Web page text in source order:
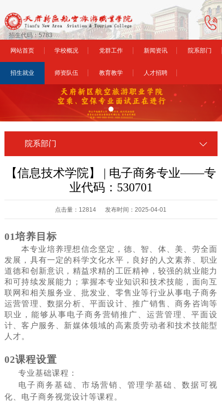
招生代码：5783
网站首页 学校概况 党群工作 新闻资讯 院系部门
招生就业 师资队伍 教育教学 人才招聘
院系部门
【信息技术学院】 | 电子商务专业——专
业代码：530701
点击量：12814 发布时间：2025-04-01
01培养目标
本专业培养理想信念坚定，德、智、体、美、劳全面
发展，具有一定的科学文化水平，良好的人文素养、职业
道德和创新意识，精益求精的工匠精神，较强的就业能力
和可持续发展能力；掌握本专业知识和技术技能，面向互
联网和相关服务业、批发业、零售业等行业从事电子商务
运营管理、数据分析、平面设计、推广销售、商务咨询等
职业，能够从事电子商务营销推广、运营管理、平面设
计、客户服务、新媒体领域的高素质劳动者和技术技能型
人才。
02课程设置
专业基础课程：
电子商务基础、市场营销、管理学基础、数据可视
化、电子商务视觉设计等课程。